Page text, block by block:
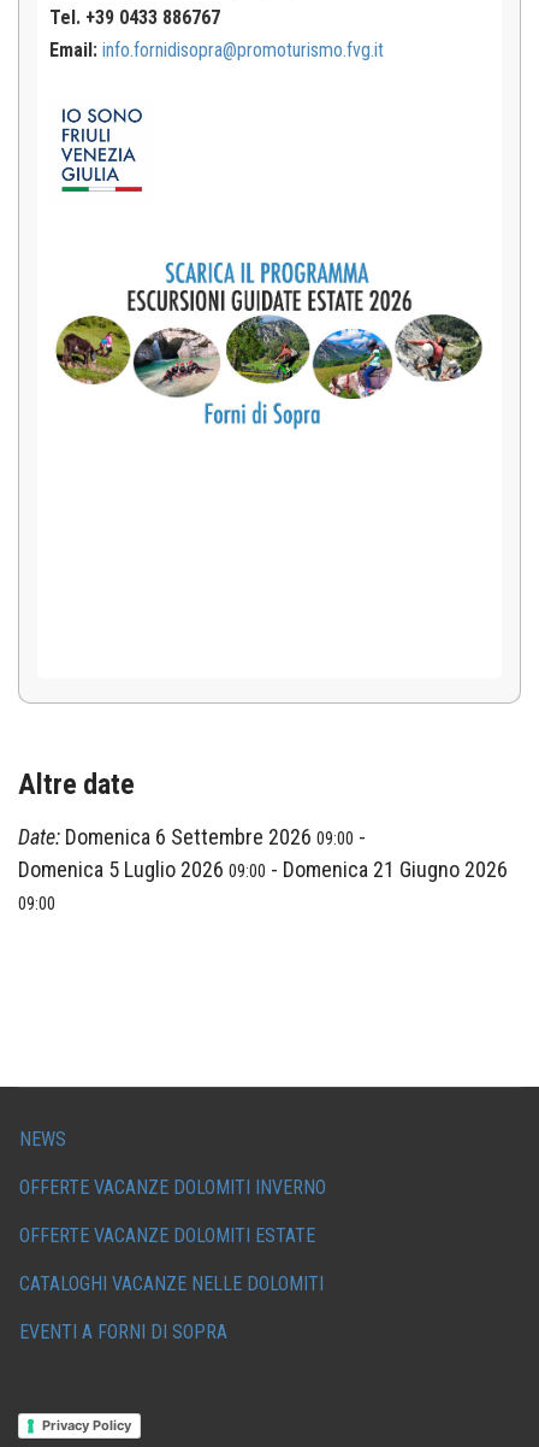
Tel. +39 0433 886767
Email: info.fornidisopra@promoturismo.fvg.it
Altre date
Date: Domenica 6 Settembre 2026 09:00 -
Domenica 5 Luglio 2026 09:00 - Domenica 21 Giugno 2026
09:00
NEWS
OFFERTE VACANZE DOLOMITI INVERNO
OFFERTE VACANZE DOLOMITI ESTATE
CATALOGHI VACANZE NELLE DOLOMITI
EVENTI A FORNI DI SOPRA
Privacy Policy